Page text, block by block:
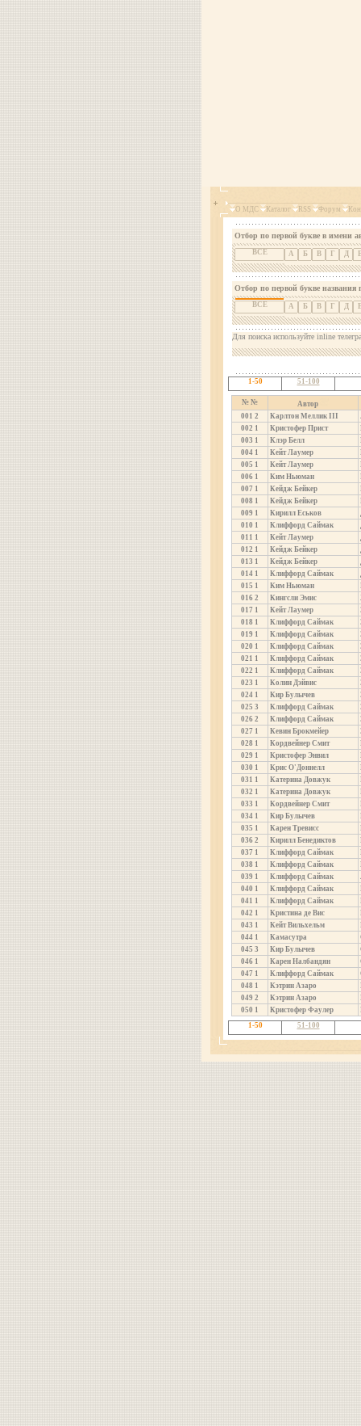
О МДС Каталог RSS Форум
Отбор по первой букве в имени
ВСЕ А Б В Г Д
Отбор по первой букве названия
ВСЕ А Б В Г Д
Для поиска используйте inline
1-50 51-100
№ №
Автор
001 2 Карлтон Меллик III
002 1 Кристофер Прист
003 1 Клэр Белл
004 1 Кейт Лаумер
005 1 Кейт Лаумер
006 1 Ким Ньюман
007 1 Кейдж Бейкер
008 1 Кейдж Бейкер
009 1 Кирилл Еськов
010 1 Клиффорд Саймак
011 1 Кейт Лаумер
012 1 Кейдж Бейкер
013 1 Кейдж Бейкер
014 1 Клиффорд Саймак
015 1 Ким Ньюман
016 2 Кингсли Эмис
017 1 Кейт Лаумер
018 1 Клиффорд Саймак
019 1 Клиффорд Саймак
020 1 Клиффорд Саймак
021 1 Клиффорд Саймак
022 1 Клиффорд Саймак
023 1 Колин Дэйвис
024 1 Кир Булычев
025 3 Клиффорд Саймак
026 2 Клиффорд Саймак
027 1 Кевин Брокмейер
028 1 Кордвейнер Смит
029 1 Кристофер Энвил
030 1 Крис О'Доннелл
031 1 Катерина Довжук
032 1 Катерина Довжук
033 1 Кордвейнер Смит
034 1 Кир Булычев
035 1 Карен Тревисс
036 2 Кирилл Бенедиктов
037 1 Клиффорд Саймак
038 1 Клиффорд Саймак
039 1 Клиффорд Саймак
040 1 Клиффорд Саймак
041 1 Клиффорд Саймак
042 1 Кристина де Вис
043 1 Кейт Вильхельм
044 1 Камасутра
045 3 Кир Булычев
046 1 Карен Налбандян
047 1 Клиффорд Саймак
048 1 Кэтрин Азаро
049 2 Кэтрин Азаро
050 1 Кристофер Фаулер
1-50
51-100